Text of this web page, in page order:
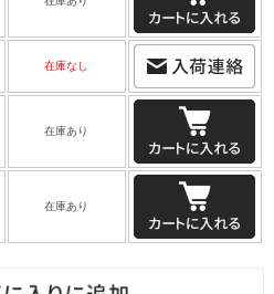
在庫なし
在庫あり
在庫あり